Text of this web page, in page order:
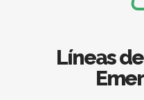
Líneas